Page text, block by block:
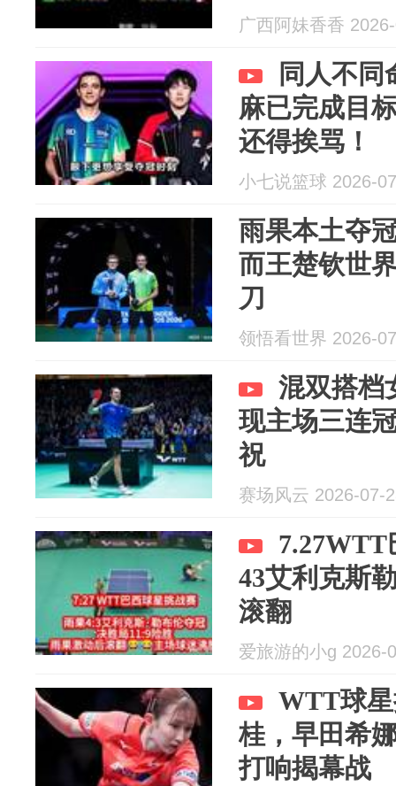
广西阿妹香香
同人不同
麻已完成目
还得挨骂！
小七说篮球 2026-
雨果本土夺
而王楚钦世
刀
领悟看世界 2026-
混双搭档
现主场三连
祝
赛场风云 2026-07-
7.27WTT
43艾利克斯
滚翻
爱旅游的小g 2026-
WTT球
桂，早田希
打响揭幕战